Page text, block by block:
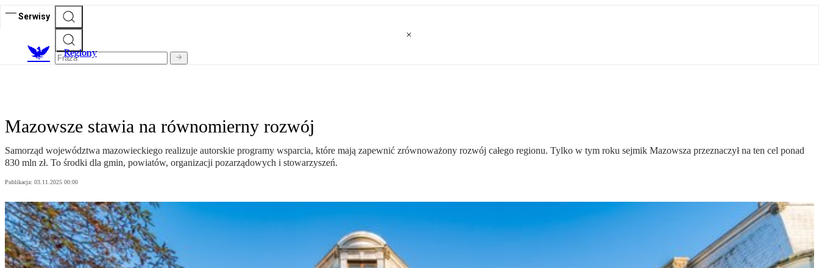
Serwisy
Regiony
Mazowsze stawia na równomierny rozwój
Samorząd województwa mazowieckiego realizuje autorskie programy wsparcia, które mają zapewnić zrównoważony rozwój całego regionu. Tylko w tym roku sejmik Mazowsza przeznaczył na ten cel ponad
830 mln zł. To środki dla gmin, powiatów, organizacji pozarządowych i stowarzyszeń.
Publikacja: 03.11.2025 00:00